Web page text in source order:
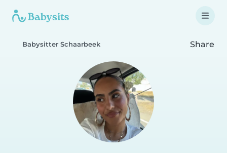
Babysitter Schaarbeek Share